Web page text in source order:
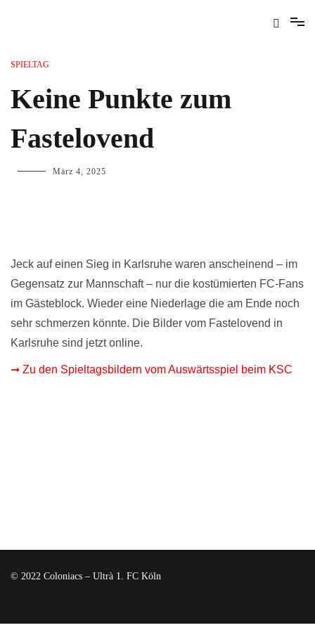
SPIELTAG
Keine Punkte zum
Fastelovend
März 4, 2025
Jeck auf einen Sieg in Karlsruhe waren anscheinend – im
Gegensatz zur Mannschaft – nur die kostümierten FC-Fans
im Gästeblock. Wieder eine Niederlage die am Ende noch
sehr schmerzen könnte. Die Bilder vom Fastelovend in
Karlsruhe sind jetzt online.
➞ Zu den Spieltagsbildern vom Auswärtsspiel beim KSC
© 2022 Coloniacs – Ultrà 1. FC Köln